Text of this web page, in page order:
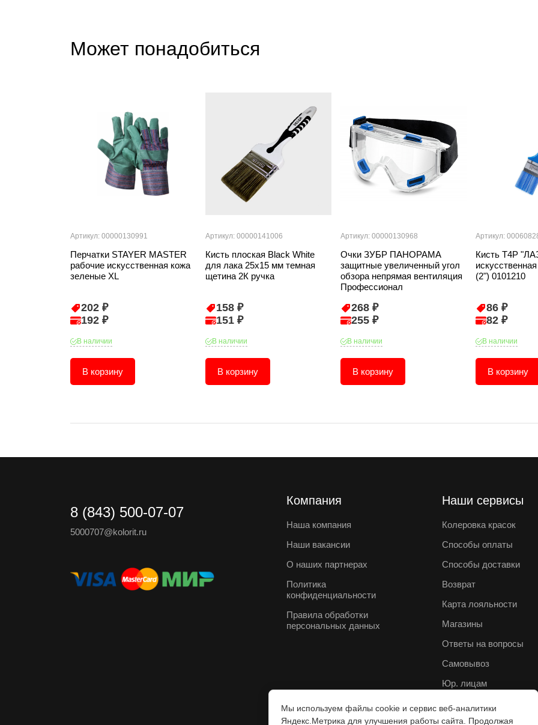
Может понадобиться
Артикул: 00000130991
Перчатки STAYER MASTER
рабочие искусственная кожа
зеленые XL
202 ₽
192 ₽
В наличии
В корзину
Артикул: 00000141006
Кисть плоская Black White
для лака 25х15 мм темная
щетина 2К ручка
158 ₽
151 ₽
В наличии
В корзину
Артикул: 00000130968
Очки ЗУБР ПАНОРАМА
защитные увеличенный угол
обзора непрямая вентиляция
Профессионал
268 ₽
255 ₽
В наличии
В корзину
Артикул:
Кисть T4P
(2") 0101210
86 ₽
82 ₽
В наличии
В корзину
8 (843) 500-07-07
5000707@kolorit.ru
Компания
Наша компания
Наши вакансии
О наших партнерах
Политика
конфиденциальности
Правила обработки
персональных данных
Наши сервисы
Колеровка красок
Способы оплаты
Способы доставки
Возврат
Карта лояльности
Магазины
Ответы на вопросы
Самовывоз
Юр. лицам
Мы используем файлы cookie и сервис веб-аналитики
Яндекс.Метрика для улучшения работы сайта. Продолжая